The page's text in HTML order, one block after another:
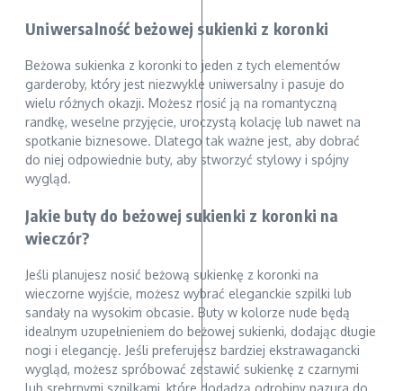
Uniwersalność beżowej sukienki z koronki
Beżowa sukienka z koronki to jeden z tych elementów
garderoby, który jest niezwykle uniwersalny i pasuje do
wielu różnych okazji. Możesz nosić ją na romantyczną
randkę, weselne przyjęcie, uroczystą kolację lub nawet na
spotkanie biznesowe. Dlatego tak ważne jest, aby dobrać
do niej odpowiednie buty, aby stworzyć stylowy i spójny
wygląd.
Jakie buty do beżowej sukienki z koronki na
wieczór?
Jeśli planujesz nosić beżową sukienkę z koronki na
wieczorne wyjście, możesz wybrać eleganckie szpilki lub
sandały na wysokim obcasie. Buty w kolorze nude będą
idealnym uzupełnieniem do beżowej sukienki, dodając długie
nogi i elegancję. Jeśli preferujesz bardziej ekstrawagancki
wygląd, możesz spróbować zestawić sukienkę z czarnymi
lub srebrnymi szpilkami, które dodadzą odrobiny pazura do